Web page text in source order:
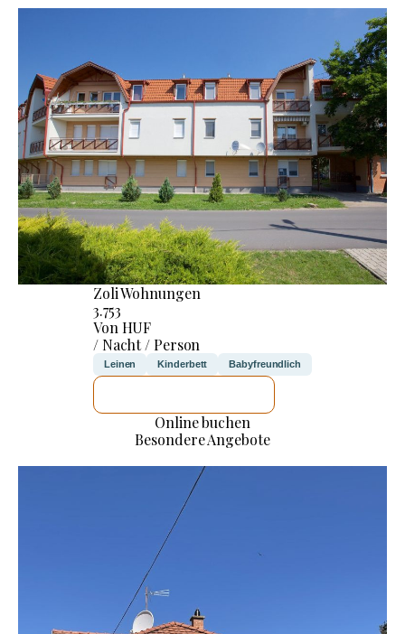
Zoli Wohnungen
3.753
Von HUF
/ Nacht / Person
Leinen Kinderbett Babyfreundlich
Online buchen
Besondere Angebote